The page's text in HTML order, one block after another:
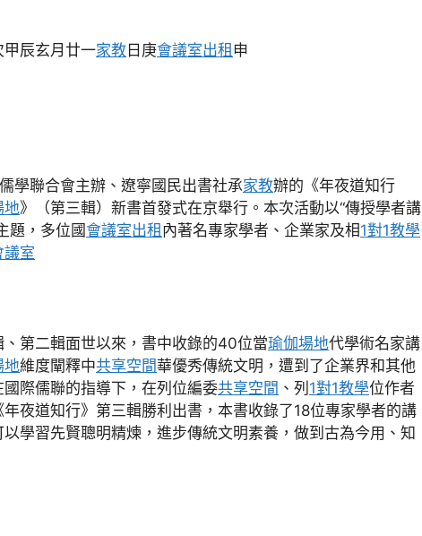
甲辰玄月廿一家教日庚會議室出租 申
學聯合會主辦、遼寧國民出書社承家教辦的《年夜道知行
地》（第三輯）新書首發式在京舉行。本次活動以“傳授學者講
題，多位國會議室出租 內著名專家學者、企業家及相1對1教學
議室
第二輯面世以來，書中收錄的40位當瑜伽場地代學術名家講
地維度闡釋中共享空間華優秀傳統文明，遭到了企業界和其他
際儒聯的指導下，在列位編委共享空間 、列 1對1教學位作者
夜道知行》第三輯勝利出書，本書收錄了18位專家學者的講
以學習先賢聰明精煉，進步傳統文明素養，做到古為今用、知